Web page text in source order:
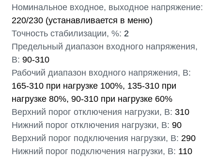
Номинальное входное, выходное напряжение:
220/230 (устанавливается в меню)
Точность стабилизации, %: 2
Предельный диапазон входного напряжения,
В: 90-310
Рабочий диапазон входного напряжения, В:
165-310 при нагрузке 100%, 135-310 при
нагрузке 80%, 90-310 при нагрузке 60%
Верхний порог отключения нагрузки, В: 310
Нижний порог отключения нагрузки, В: 90
Верхний порог подключения нагрузки, В: 290
Нижний порог подключения нагрузки, В: 110